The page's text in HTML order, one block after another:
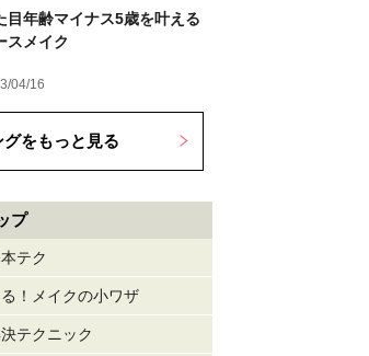
目年齢マイナス5歳を叶える
スメイク
04/16
グをもっと見る
プ
テク
！メイクの小ワザ
テクニック